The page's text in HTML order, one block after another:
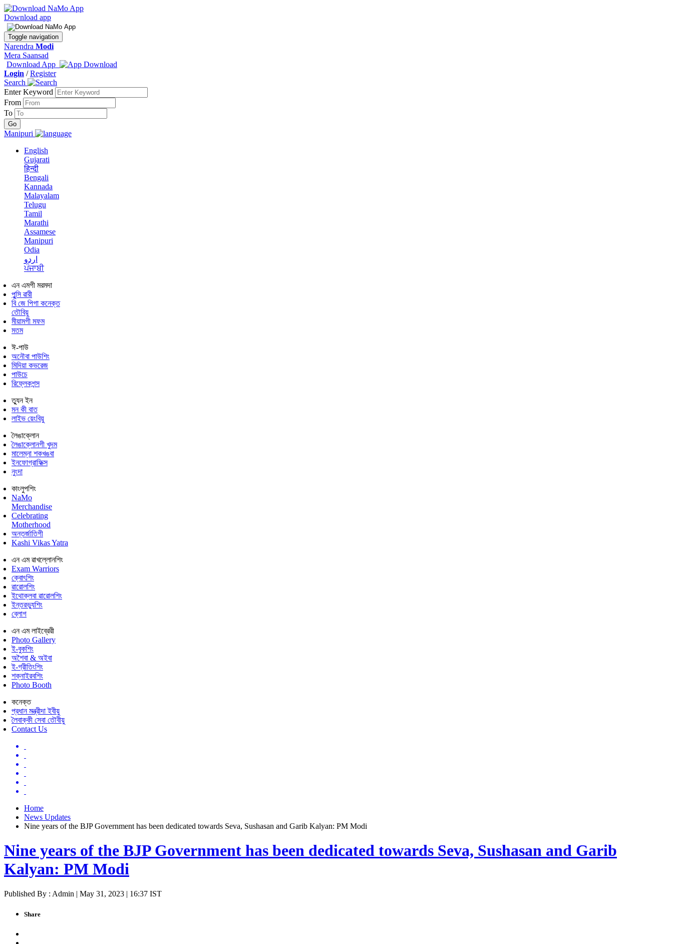
Download app
Toggle navigation
Narendra Modi
Mera Saansad
Download App
Login /Register
Search
Enter Keyword
From
To
Manipuri
English
Gujarati
हिन्दी
Bengali
Kannada
Malayalam
Telugu
Tamil
Marathi
Assamese
Manipuri
Odia
اردو
ਪੰਜਾਬੀ
এন এমগী মরমদা
পুন্সি ৱারী
বি জে পিগা কনেক্ত
তৌবিয়ু
মীয়ামগী মফম
মতম
ঈ-পাউ
অনৌবা পাউশিং
মিদিয়া কভরেজ
পাউচে
রিফ্লেকশন্স
ত্যুন ইন
মন কী বাত
লাইভ য়েংবিয়ু
লৈঙাক্লোন
লৈঙাক্লোনগী খুদম
মালেম্না শকখঙবা
ইনফোগ্রাফিক্স
নুংদা
কাংলুপশিং
NaMo
Merchandise
Celebrating
Motherhood
অন্তর্জাতিগী
Kashi Vikas Yatra
এন এম ৱাখল্লোনশিং
Exam Warriors
ক্বোৎশিং
ৱারোলশিং
ইথোক্লবা ৱারোলশিং
ইন্তরভ্যুশিং
ব্লোগ
এন এম লাইব্রেরী
Photo Gallery
ই-বুকশিং
অশৈবা & অইবা
ই-গ্রীতিংশিং
শক্নাইরবশিং
Photo Booth
কনেক্ত
প্রধান মন্ত্রীদা ইবীয়ু
লৈবাক্কী সেবা তৌবীয়ু
Contact Us
Home
News Updates
Nine years of the BJP Government has been dedicated towards Seva, Sushasan and Garib Kalyan: PM Modi
Nine years of the BJP Government has been dedicated towards Seva, Sushasan and Garib
Kalyan: PM Modi
Published By : Admin | May 31, 2023 | 16:37 IST
Share